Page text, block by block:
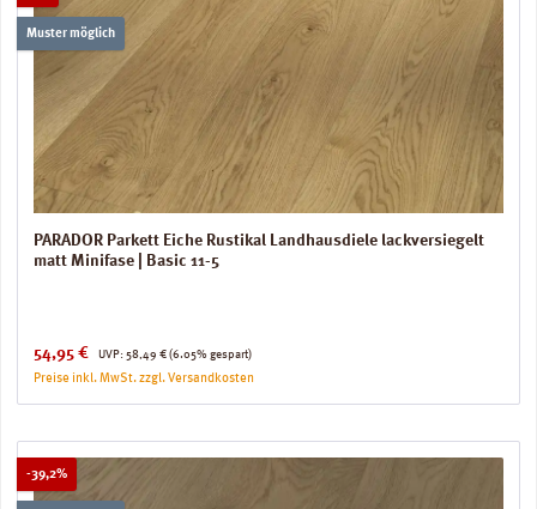
Muster möglich
PARADOR Parkett Eiche Rustikal Landhausdiele lackversiegelt
matt Minifase | Basic 11-5
Verkaufspreis:
54,95 € UVP:
Regulärer Preis:
58,49 € (6.05% gespart)
Preise inkl. MwSt. zzgl. Versandkosten
-39,2%Rabatt